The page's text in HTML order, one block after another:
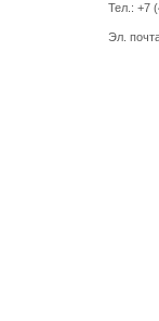
Тел.: +7
Эл.